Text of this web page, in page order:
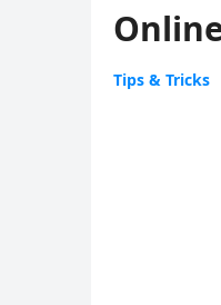
Tips & Tricks